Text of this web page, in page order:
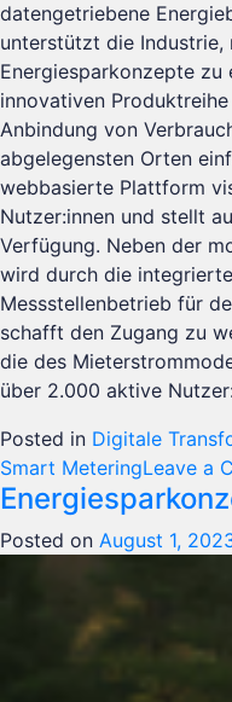
datengetriebene
unterstützt die Industrie,
Energiesparkonzepte
innovativen
Anbindung von
abgelegensten Orten
webbasierte Plattform
Nutzer:innen und stellt
Verfügung. Neben der
wird durch die
Messstellenbetrieb für
schafft den Zugang zu
die des
über 2.000 aktive
Posted in Digitale
Smart MeteringLeave a
Posted on August 1,